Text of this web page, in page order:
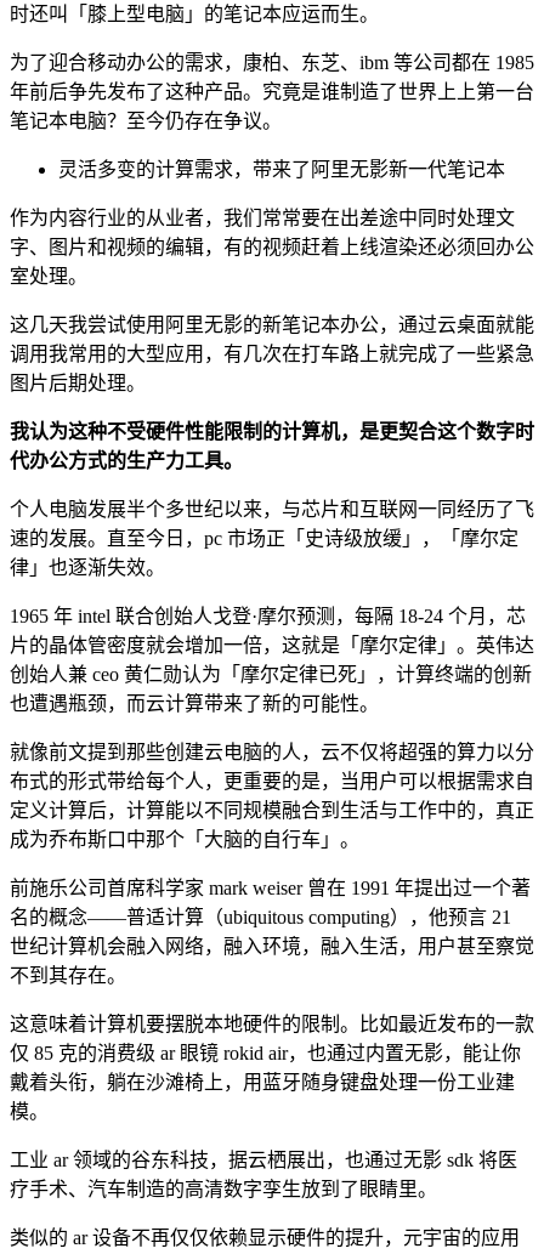
时还叫「膝上型电脑」的笔记本应运而生。
为了迎合移动办公的需求，康柏、东芝、ibm 等公司都在 1985
年前后争先发布了这种产品。究竟是谁制造了世界上上第一台
笔记本电脑？至今仍存在争议。
灵活多变的计算需求，带来了阿里无影新一代笔记本
作为内容行业的从业者，我们常常要在出差途中同时处理文
字、图片和视频的编辑，有的视频赶着上线渲染还必须回办公
室处理。
这几天我尝试使用阿里无影的新笔记本办公，通过云桌面就能
调用我常用的大型应用，有几次在打车路上就完成了一些紧急
图片后期处理。
我认为这种不受硬件性能限制的计算机，是更契合这个数字时
代办公方式的生产力工具。
个人电脑发展半个多世纪以来，与芯片和互联网一同经历了飞
速的发展。直至今日，pc 市场正「史诗级放缓」，「摩尔定
律」也逐渐失效。
1965 年 intel 联合创始人戈登·摩尔预测，每隔 18-24 个月，芯
片的晶体管密度就会增加一倍，这就是「摩尔定律」。英伟达
创始人兼 ceo 黄仁勋认为「摩尔定律已死」，计算终端的创新
也遭遇瓶颈，而云计算带来了新的可能性。
就像前文提到那些创建云电脑的人，云不仅将超强的算力以分
布式的形式带给每个人，更重要的是，当用户可以根据需求自
定义计算后，计算能以不同规模融合到生活与工作中的，真正
成为乔布斯口中那个「大脑的自行车」。
前施乐公司首席科学家 mark weiser 曾在 1991 年提出过一个著
名的概念——普适计算（ubiquitous computing），他预言 21
世纪计算机会融入网络，融入环境，融入生活，用户甚至察觉
不到其存在。
这意味着计算机要摆脱本地硬件的限制。比如最近发布的一款
仅 85 克的消费级 ar 眼镜 rokid air，也通过内置无影，能让你
戴着头衔，躺在沙滩椅上，用蓝牙随身键盘处理一份工业建
模。
工业 ar 领域的谷东科技，据云栖展出，也通过无影 sdk 将医
疗手术、汽车制造的高清数字孪生放到了眼睛里。
类似的 ar 设备不再仅仅依赖显示硬件的提升，元宇宙的应用